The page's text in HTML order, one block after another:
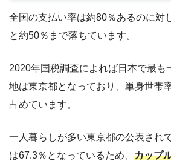
調査対象：『現在一人暮らしをし
調査年齢：20代～60代
調査性別：男性244人/女性156人
有効回答数：400
全国の支払い率は約80％あるのに対
と約50％まで落ちています。
2020年国税調査によれば日本で最も
地は東京都となっており、単身世帯
占めています。
一人暮らしが多い東京都の公表され
は67.3％となっているため、 カップ